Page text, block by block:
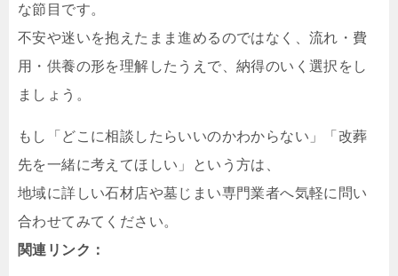
な節目です。
不安や迷いを抱えたまま進めるのではなく、流れ・費
用・供養の形を理解したうえで、納得のいく選択をし
ましょう。
もし「どこに相談したらいいのかわからない」「改葬
先を一緒に考えてほしい」という方は、
地域に詳しい石材店や墓じまい専門業者へ気軽に問い
合わせてみてください。
関連リンク：